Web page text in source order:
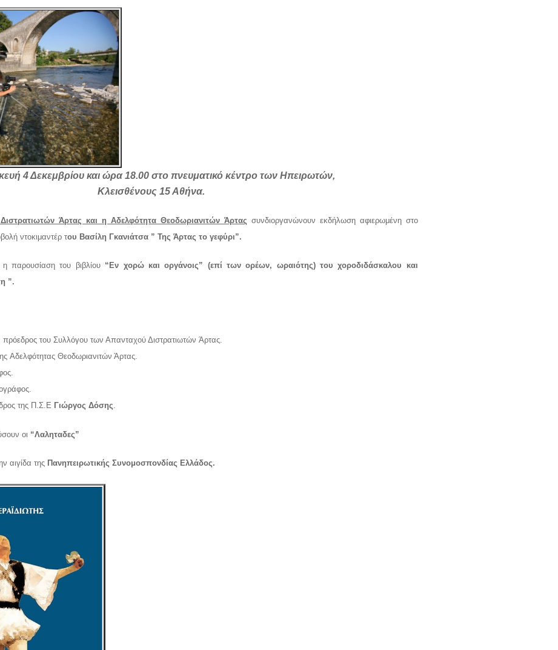
4 Δεκεμβρίου και ώρα 18.00 στο πνευματικό κέντρο των Ηπειρωτών,
Κλεισθένους 15 Αθήνα.
Άρτας και η Αδελφότητα Θεοδωριανιτών Άρτας συνδιοργανώνουν εκδήλωση αφιερωμένη στο
ντοκιμαντέρ του Βασίλη Γκανιάτσα ” Της Άρτας το γεφύρι”.
παρουσίαση του βιβλίου “Εν χορώ και οργάνοις” (επί των ορέων, ωραιότης) του χοροδιδάσκαλου και
”.
πρόεδρος του Συλλόγου των Απανταχού Διστρατιωτών Άρτας.
Aδελφότητας Θεοδωριανιτών Άρτας.
της Π.Σ.Ε Γιώργος Δόσης
οι “Λαληταδες”
αιγίδα της Πανηπειρωτικής Συνομοσπονδίας Ελλάδος.